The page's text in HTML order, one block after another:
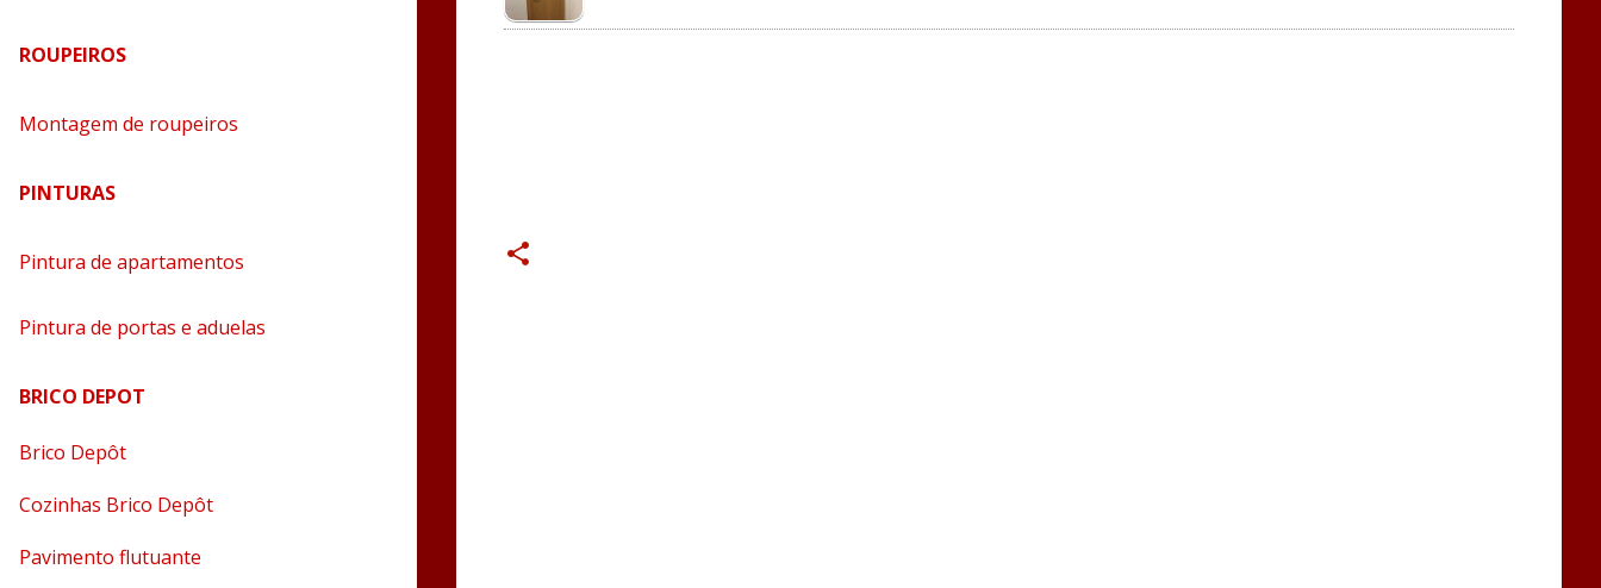
ROUPEIROS
Montagem de roupeiros
PINTURAS
Pintura de apartamentos
Pintura de portas e aduelas
BRICO DEPOT
Brico Depôt
Cozinhas Brico Depôt
Pavimento flutuante